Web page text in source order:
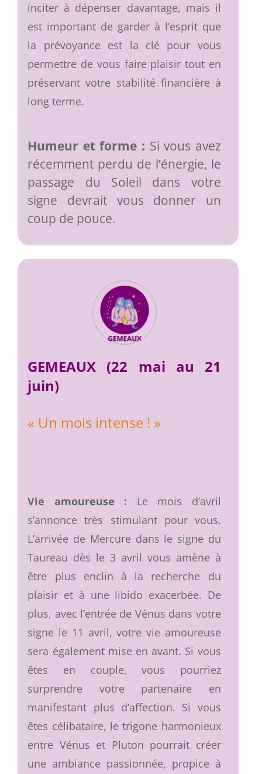
inciter à dépenser davantage, mais il
est important de garder à l’esprit que
la prévoyance est la clé pour vous
permettre de vous faire plaisir tout en
préservant votre stabilité financière à
long terme.
Humeur et forme : Si vous avez
récemment perdu de l’énergie, le
passage du Soleil dans votre
signe devrait vous donner un
coup de pouce.
GEMEAUX (22 mai au 21
juin)
« Un mois intense ! »
Vie amoureuse : Le mois d’avril
s’annonce très stimulant pour vous.
L’arrivée de Mercure dans le signe du
Taureau dès le 3 avril vous amène à
être plus enclin à la recherche du
plaisir et à une libido exacerbée. De
plus, avec l’entrée de Vénus dans votre
signe le 11 avril, votre vie amoureuse
sera également mise en avant. Si vous
êtes en couple, vous pourriez
surprendre votre partenaire en
manifestant plus d’affection. Si vous
êtes célibataire, le trigone harmonieux
entre Vénus et Pluton pourrait créer
une ambiance passionnée, propice à